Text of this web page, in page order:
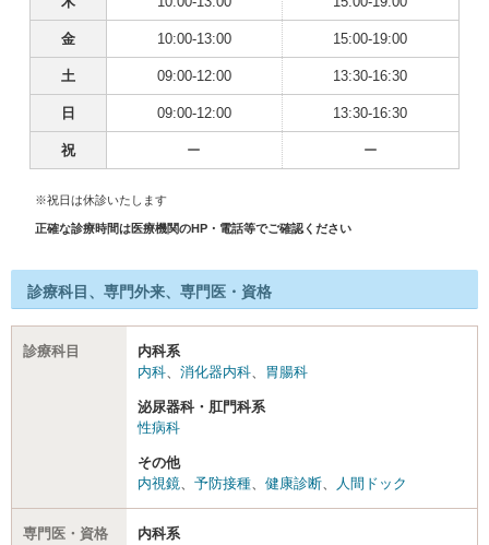
金 10:00-13:00 15:00-19:00
土 09:00-12:00 13:30-16:30
日 09:00-12:00 13:30-16:30
祝 ー ー
※祝日は休診いたします
正確な診療時間は医療機関のHP・電話等でご確認ください
診療科目、専門外来、専門医・資格
診療科目
内科系
内科
消化器内科 胃腸科
泌尿器科・肛門科系
性病科
その他
内視鏡
予防接種 健康診断 人間ドック
専門医・資格 内科系